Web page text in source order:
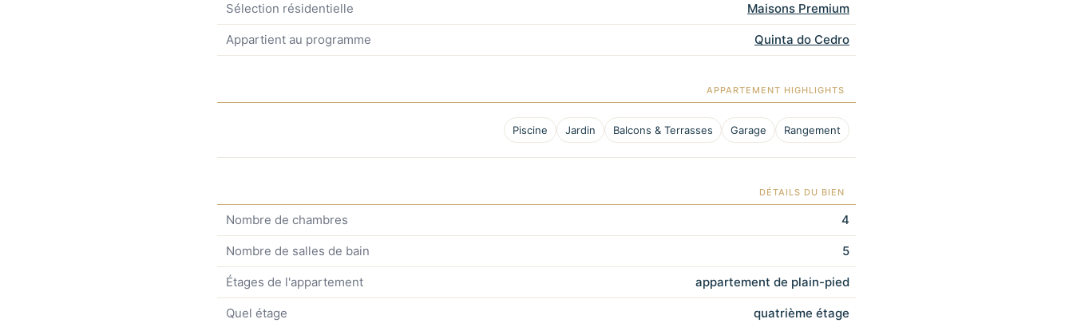
Sélection résidentielle Maisons Premium
Appartient au programme Quinta do Cedro
APPARTEMENT HIGHLIGHTS
Piscine Jardin Balcons & Terrasses Garage Rangement
DÉTAILS DU BIEN
Nombre de chambres 4
Nombre de salles de bain 5
Étages de l'appartement appartement de plain-pied
Quel étage quatrième étage